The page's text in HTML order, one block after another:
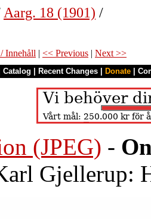
Aarg. 18 (1901) /
Innehåll | << Previous | Next >>
Catalog Recent Changes Donate
(JPEG) -
Gjellerup: